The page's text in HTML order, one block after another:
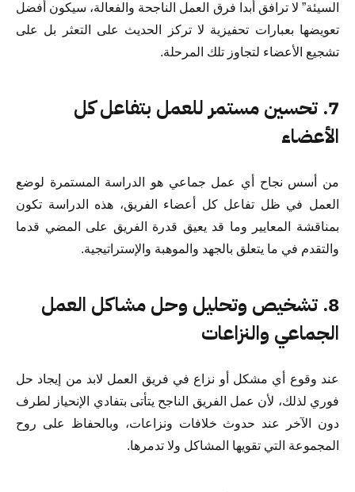
السيئة” لا ترافق أبدا فرق العمل الناجحة والفعالة، سيكون أفضل
تعويضها بعبارات تحفيزية لا تركز الحديث على التعثر بل على
تشجيع الأعضاء لتجاوز تلك المرحلة.
7. تحسين مستمر للعمل بتفاعل كل
الأعضاء
من أسس نجاح أي عمل جماعي هو الدراسة المستمرة لوضع
العمل في ظل تفاعل كل أعضاء الفريق، هذه الدراسة تكون
بمناقشة المعايير وما قد يعيق قدرة الفريق على المضي قدما
والتقدم في ما يتعلق بالجهد والموهبة والإستراتيجية.
8. تشخيص وتحليل وحل مشاكل العمل
الجماعي والنزاعات
عند وقوع أي مشكل أو نزاع في فريق العمل لابد من إيجاد حل
فوري لذلك، لأن عمل الفريق الناجح يتأتى بتفادي الإنحياز لطرف
دون الآخر عند حدوث خلافات ونزاعات، وبالحفاظ على روح
المجموعة التي تقويها المشاكل ولا تدمرها.